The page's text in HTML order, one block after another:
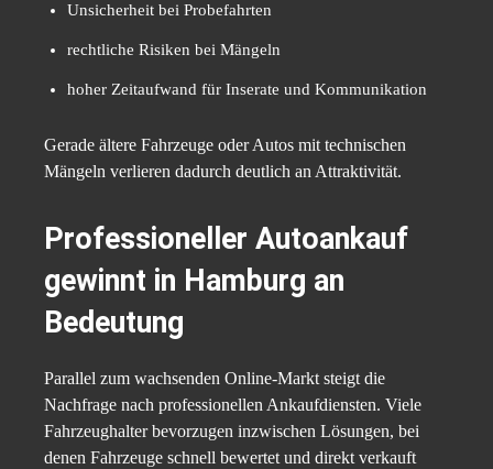
Unsicherheit bei Probefahrten
rechtliche Risiken bei Mängeln
hoher Zeitaufwand für Inserate und Kommunikation
Gerade ältere Fahrzeuge oder Autos mit technischen
Mängeln verlieren dadurch deutlich an Attraktivität.
Professioneller Autoankauf
gewinnt in Hamburg an
Bedeutung
Parallel zum wachsenden Online-Markt steigt die
Nachfrage nach professionellen Ankaufdiensten. Viele
Fahrzeughalter bevorzugen inzwischen Lösungen, bei
denen Fahrzeuge schnell bewertet und direkt verkauft